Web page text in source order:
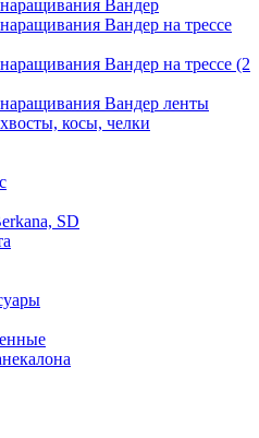
Вандер
Вандер на трессе
Вандер на трессе (2
Вандер ленты
косы, челки
SD